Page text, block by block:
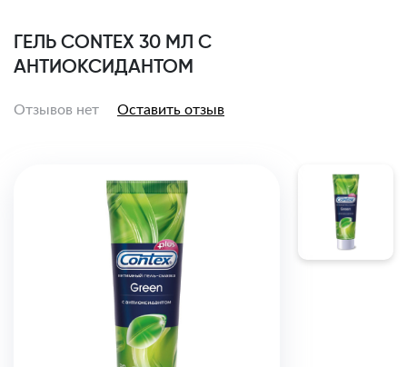
ГЕЛЬ CONTEX 30 МЛ С
АНТИОКСИДАНТОМ
Отзывов нет Оставить отзыв